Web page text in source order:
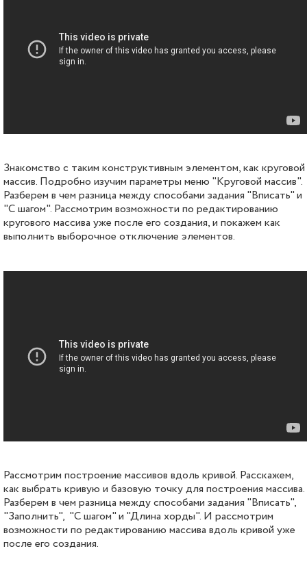
Знакомство с таким конструктивным элементом, как круговой
массив. Подробно изучим параметры меню "Круговой массив".
Разберем в чем разница между способами задания "Вписать" и
"С шагом". Рассмотрим возможности по редактированию
кругового массива уже после его создания, и покажем как
выполнить выборочное отключение элементов.
Рассмотрим построение массивов вдоль кривой. Расскажем,
как выбрать кривую и базовую точку для построения массива.
Разберем в чем разница между способами задания "Вписать",
"Заполнить", "С шагом" и "Длина хорды". И рассмотрим
возможности по редактированию массива вдоль кривой уже
после его создания.